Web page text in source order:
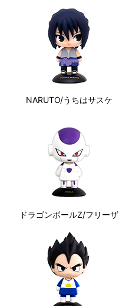
NARUTO/うちはサスケ
ドラゴンボールZ/フリーザ